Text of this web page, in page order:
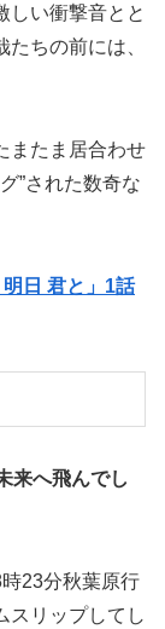
しい衝撃音とと
ちの前には、
またま居合わせ
”された数奇な
日 君と」1話
来へ飛んでし
23分秋葉原行
スリップしてし